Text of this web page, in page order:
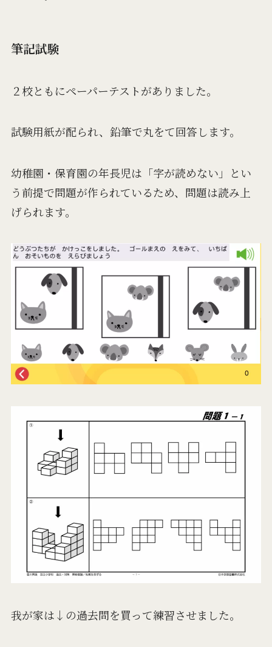
筆記試験
２校ともにペーパーテストがありました。
試験用紙が配られ、鉛筆で丸をて回答します。
幼稚園・保育園の年長児は「字が読めない」とい
う前提で問題が作られているため、問題は読み上
げられます。
我が家は↓の過去問を買って練習させました。